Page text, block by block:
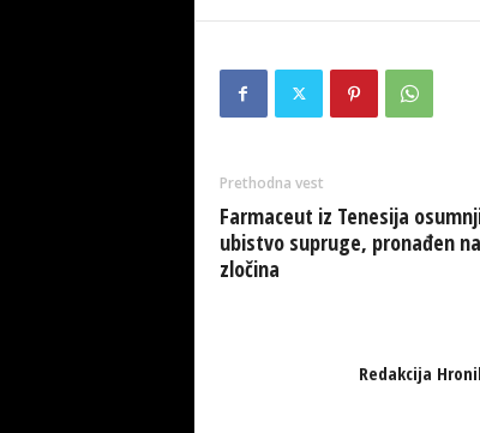
Prethodna vest
Farmaceut iz Tenesija
ubistvo supruge, pronađen
zločina
Redakcija